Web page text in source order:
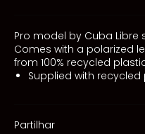
Pro model by Cuba Libre
Comes with a polarized
from 100% recycled
Supplied with
Partilhar